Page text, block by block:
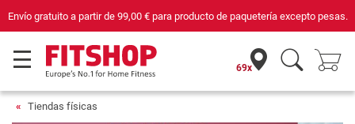
de paquetería excepto pesas. Compra con seguridad en Fitshop,
69x
Tiendas físicas